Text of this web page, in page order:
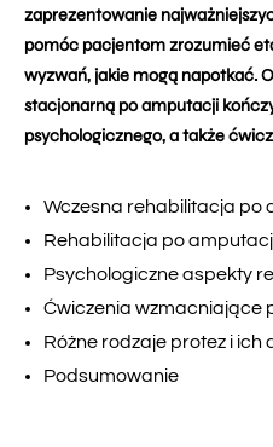
zaprezentowanie
pomóc pacjentom zrozumieć
wyzwań, jakie mogą napotkać.
stacjonarną po amputacji
psychologicznego, a także
Wczesna rehabilitacja po
Rehabilitacja po
Psychologiczne aspekty
Ćwiczenia wzmacniające
Różne rodzaje protez i
Podsumowanie